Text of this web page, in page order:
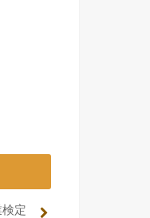
定